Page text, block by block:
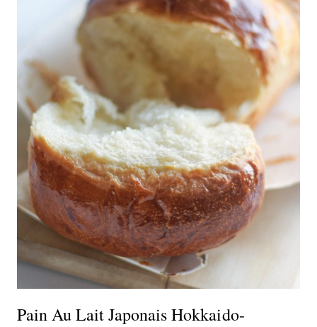
Pain Au Lait Japonais Hokkaido-